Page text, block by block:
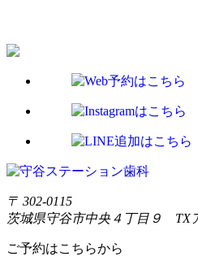
〒 302-0115
茨城県守谷市中央４丁目９ TX
ご予約はこちらから